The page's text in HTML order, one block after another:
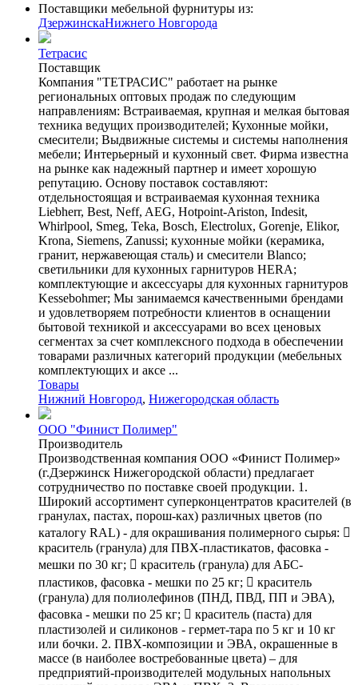
Поставщики мебельной фурнитуры из:
ДзержинскаНижнего Новгорода
Тетрасис
Поставщик
Компания "ТЕТРАСИС" работает на рынке
региональных оптовых продаж по следующим
направлениям: Встраиваемая, крупная и мелкая бытовая
техника ведущих производителей; Кухонные мойки,
смесители; Выдвижные системы и системы наполнения
мебели; Интерьерный и кухонный свет. Фирма известна
на рынке как надежный партнер и имеет хорошую
репутацию. Основу поставок составляют:
отдельностоящая и встраиваемая кухонная техника
Liebherr, Best, Neff, AEG, Hotpoint-Ariston, Indesit,
Whirlpool, Smeg, Teka, Bosch, Electrolux, Gorenje, Elikor,
Krona, Siemens, Zanussi; кухонные мойки (керамика,
гранит, нержавеющая сталь) и смесители Blanco;
светильники для кухонных гарнитуров HERA;
комплектующие и аксессуары для кухонных гарнитуров
Kessebohmer; Мы занимаемся качественными брендами
и удовлетворяем потребности клиентов в оснащении
бытовой техникой и аксессуарами во всех ценовых
сегментах за счет комплексного подхода в обеспечении
товарами различных категорий продукции (мебельных
комплектующих и аксе ...
Товары
Нижний Новгород, Нижегородская область
ООО "Финист Полимер"
Производитель
Производственная компания ООО «Финист Полимер»
(г.Дзержинск Нижегородской области) предлагает
сотрудничество по поставке своей продукции. 1.
Широкий ассортимент суперконцентратов красителей (в
гранулах, пастах, порош-ках) различных цветов (по
каталогу RAL) - для окрашивания полимерного сырья: 
краситель (гранула) для ПВХ-пластикатов, фасовка -
мешки по 30 кг;  краситель (гранула) для АБС-
пластиков, фасовка - мешки по 25 кг;  краситель
(гранула) для полиолефинов (ПНД, ПВД, ПП и ЭВА),
фасовка - мешки по 25 кг;  краситель (паста) для
пластизолей и силиконов - гермет-тара по 5 кг и 10 кг
или бочки. 2. ПВХ-композиции и ЭВА, окрашенные в
массе (в наиболее востребованные цвета) – для
предприятий-производителей модульных напольных